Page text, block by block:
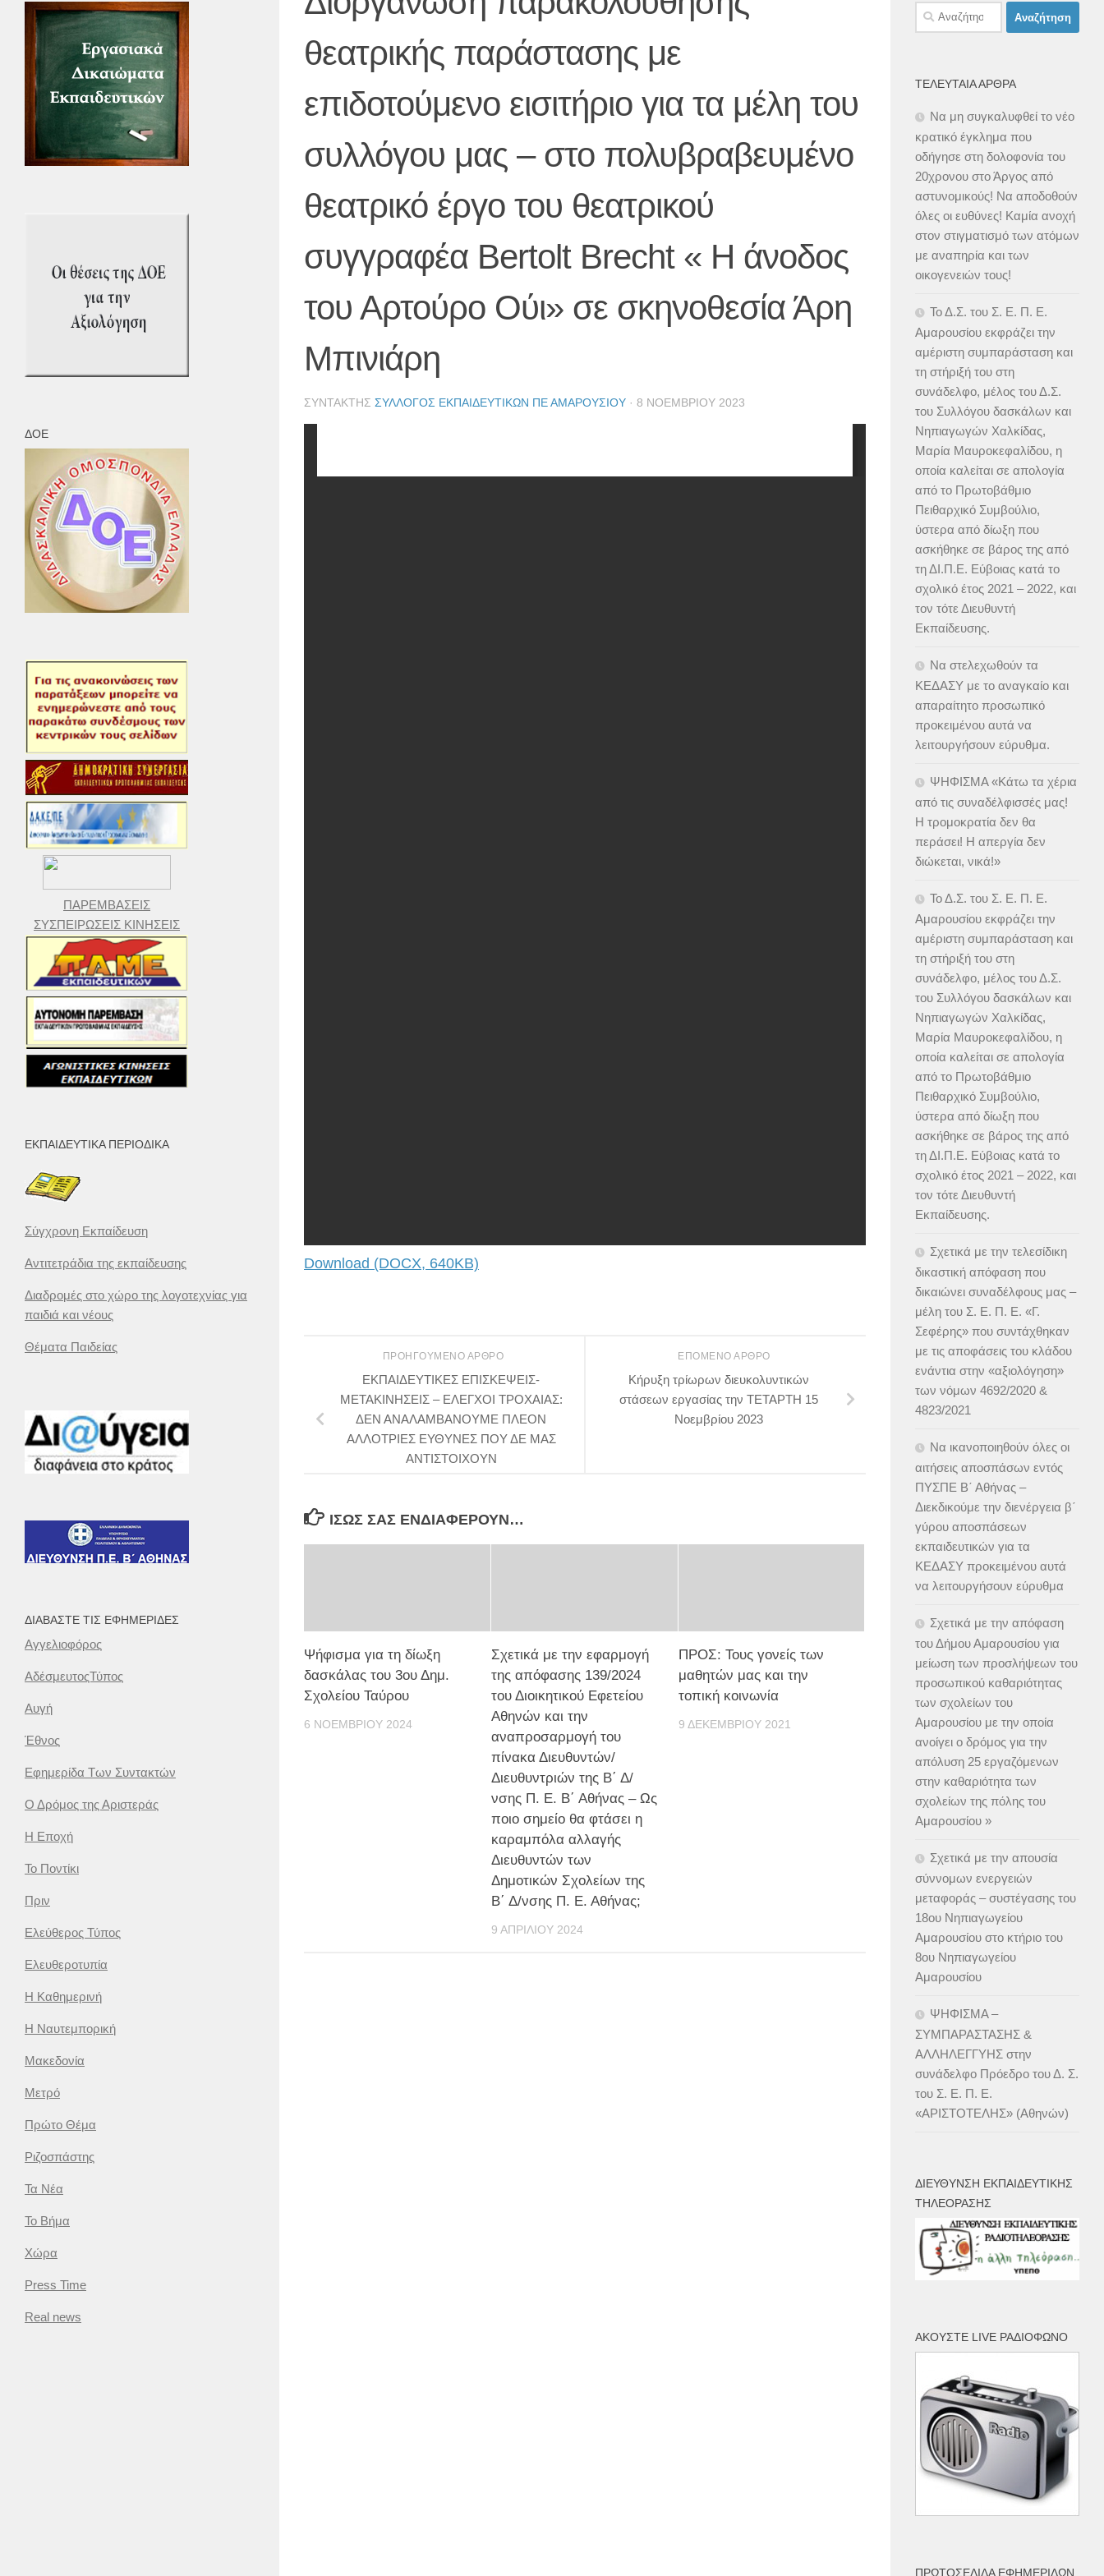
θεατρικής παράστασης με
επιδοτούμενο εισιτήριο για τα μέλη του
συλλόγου μας – στο πολυβραβευμένο
θεατρικό έργο του θεατρικού
συγγραφέα Bertolt Brecht « Η άνοδος
του Αρτούρο Ούι» σε σκηνοθεσία Άρη
Μπινιάρη
ΣΥΝΤΆΚΤΗΣ ΣΎΛΛΟΓΟΣ ΕΚΠΑΙΔΕΥΤΙΚΏΝ ΠΕ ΑΜΑΡΟΥΣΊΟΥ · 8 ΝΟΕΜΒΡΊΟΥ 2023
Download (DOCX, 640KB)
ΕΠΌΜΕΝΟ ΆΡΘΡΟ
Κήρυξη τρίωρων διευκολυντικών
στάσεων εργασίας την ΤΕΤΑΡΤΗ 15
Νοεμβρίου 2023
ΠΡΟΗΓΟΎΜΕΝΟ ΆΡΘΡΟ
ΕΚΠΑΙΔΕΥΤΙΚΕΣ ΕΠΙΣΚΕΨΕΙΣ-
ΜΕΤΑΚΙΝΗΣΕΙΣ – ΕΛΕΓΧΟΙ ΤΡΟΧΑΙΑΣ:
ΔΕΝ ΑΝΑΛΑΜΒΑΝΟΥΜΕ ΠΛΕΟΝ
ΑΛΛΟΤΡΙΕΣ ΕΥΘΥΝΕΣ ΠΟΥ ΔΕ ΜΑΣ
ΑΝΤΙΣΤΟΙΧΟΥΝ
ΊΣΩΣ ΣΑΣ ΕΝΔΙΑΦΈΡΟΥΝ…
Ψήφισμα για τη δίωξη
δασκάλας του 3ου Δημ.
Σχολείου Ταύρου
6 ΝΟΕΜΒΡΊΟΥ 2024
Σχετικά με την εφαρμογή
της απόφασης 139/2024
του Διοικητικού Εφετείου
Αθηνών και την
αναπροσαρμογή του
πίνακα Διευθυντών/
Διευθυντριών της Β΄ Δ/
νσης Π. Ε. Β΄ Αθήνας – Ως
ποιο σημείο θα φτάσει η
καραμπόλα αλλαγής
Διευθυντών των
Δημοτικών Σχολείων της
Β΄ Δ/νσης Π. Ε. Αθήνας;
9 ΑΠΡΙΛΊΟΥ 2024
ΠΡΟΣ: Τους γονείς των
μαθητών μας και την
τοπική κοινωνία
9 ΔΕΚΕΜΒΡΊΟΥ 2021
ΔΟΕ
ΠΑΡΕΜΒΑΣΕΙΣ
ΣΥΣΠΕΙΡΩΣΕΙΣ ΚΙΝΗΣΕΙΣ
ΕΚΠΑΙΔΕΥΤΙΚΆ ΠΕΡΙΟΔΙΚΆ
Σύγχρονη Εκπαίδευση
Αντιτετράδια της εκπαίδευσης
Διαδρομές στο χώρο της λογοτεχνίας για
παιδιά και νέους
Θέματα Παιδείας
ΔΙΑΒΆΣΤΕ ΤΙΣ ΕΦΗΜΕΡΊΔΕΣ
Αγγελιοφόρος
ΑδέσμευτοςΤύπος
Αυγή
Έθνος
Εφημερίδα Των Συντακτών
Ο Δρόμος της Αριστεράς
Η Εποχή
Το Ποντίκι
Πριν
Ελεύθερος Τύπος
Ελευθεροτυπία
Η Καθημερινή
Η Ναυτεμπορική
Μακεδονία
Μετρό
Πρώτο Θέμα
Ριζοσπάστης
Τα Νέα
Το Βήμα
Χώρα
Press Time
Real news
Αναζήτηση
για:
ΤΕΛΕΥΤΑΊΑ ΆΡΘΡΑ
Να μη συγκαλυφθεί το νέο
κρατικό έγκλημα που
οδήγησε στη δολοφονία του
20χρονου στο Άργος από
αστυνομικούς! Να αποδοθούν
όλες οι ευθύνες! Καμία ανοχή
στον στιγματισμό των ατόμων
με αναπηρία και των
οικογενειών τους!
Το Δ.Σ. του Σ. Ε. Π. Ε.
Αμαρουσίου εκφράζει την
αμέριστη συμπαράσταση και
τη στήριξή του στη
συνάδελφο, μέλος του Δ.Σ.
του Συλλόγου δασκάλων και
Νηπιαγωγών Χαλκίδας,
Μαρία Μαυροκεφαλίδου, η
οποία καλείται σε απολογία
από το Πρωτοβάθμιο
Πειθαρχικό Συμβούλιο,
ύστερα από δίωξη που
ασκήθηκε σε βάρος της από
τη ΔΙ.Π.Ε. Εύβοιας κατά το
σχολικό έτος 2021 – 2022, και
τον τότε Διευθυντή
Εκπαίδευσης.
Να στελεχωθούν τα
ΚΕΔΑΣΥ με το αναγκαίο και
απαραίτητο προσωπικό
προκειμένου αυτά να
λειτουργήσουν εύρυθμα.
ΨΗΦΙΣΜΑ «Κάτω τα χέρια
από τις συναδέλφισσές μας!
Η τρομοκρατία δεν θα
περάσει! Η απεργία δεν
διώκεται, νικά!»
Το Δ.Σ. του Σ. Ε. Π. Ε.
Αμαρουσίου εκφράζει την
αμέριστη συμπαράσταση και
τη στήριξή του στη
συνάδελφο, μέλος του Δ.Σ.
του Συλλόγου δασκάλων και
Νηπιαγωγών Χαλκίδας,
Μαρία Μαυροκεφαλίδου, η
οποία καλείται σε απολογία
από το Πρωτοβάθμιο
Πειθαρχικό Συμβούλιο,
ύστερα από δίωξη που
ασκήθηκε σε βάρος της από
τη ΔΙ.Π.Ε. Εύβοιας κατά το
σχολικό έτος 2021 – 2022, και
τον τότε Διευθυντή
Εκπαίδευσης.
Σχετικά με την τελεσίδικη
δικαστική απόφαση που
δικαιώνει συναδέλφους μας –
μέλη του Σ. Ε. Π. Ε. «Γ.
Σεφέρης» που συντάχθηκαν
με τις αποφάσεις του κλάδου
ενάντια στην «αξιολόγηση»
των νόμων 4692/2020 &
4823/2021
Να ικανοποιηθούν όλες οι
αιτήσεις αποσπάσων εντός
ΠΥΣΠΕ Β΄ Αθήνας –
Διεκδικούμε την διενέργεια β΄
γύρου αποσπάσεων
εκπαιδευτικών για τα
ΚΕΔΑΣΥ προκειμένου αυτά
να λειτουργήσουν εύρυθμα
Σχετικά με την απόφαση
του Δήμου Αμαρουσίου για
μείωση των προσλήψεων του
προσωπικού καθαριότητας
των σχολείων του
Αμαρουσίου με την οποία
ανοίγει ο δρόμος για την
απόλυση 25 εργαζόμενων
στην καθαριότητα των
σχολείων της πόλης του
Αμαρουσίου »
Σχετικά με την απουσία
σύννομων ενεργειών
μεταφοράς – συστέγασης του
18ου Νηπιαγωγείου
Αμαρουσίου στο κτήριο του
8ου Νηπιαγωγείου
Αμαρουσίου
ΨΗΦΙΣΜΑ –
ΣΥΜΠΑΡΑΣΤΑΣΗΣ &
ΑΛΛΗΛΕΓΓΥΗΣ στην
συνάδελφο Πρόεδρο του Δ. Σ.
του Σ. Ε. Π. Ε.
«ΑΡΙΣΤΟΤΕΛΗΣ» (Αθηνών)
ΔΙΕΎΘΥΝΣΗ ΕΚΠΑΙΔΕΥΤΙΚΉΣ
ΤΗΛΕΌΡΑΣΗΣ
ΑΚΟΎΣΤΕ LIVE ΡΑΔΙΌΦΩΝΟ
ΠΡΩΤΟΣΈΛΙΔΑ ΕΦΗΜΕΡΊΔΩΝ